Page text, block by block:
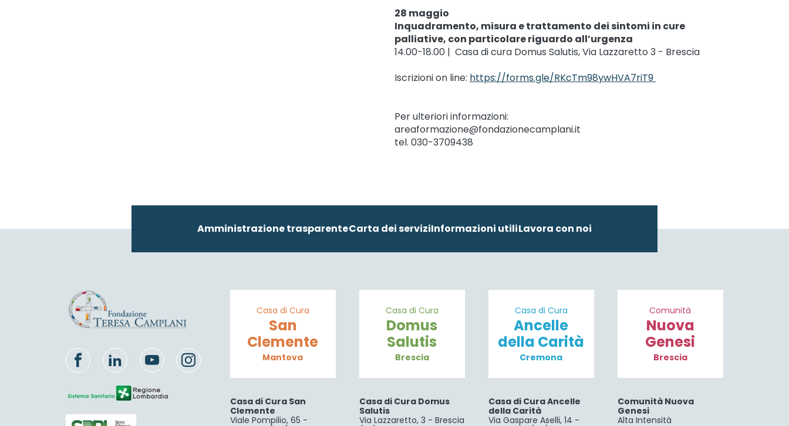
28 maggio
Inquadramento, misura e trattamento dei sintomi in cure
palliative, con particolare riguardo all’urgenza
14.00-18.00 | Casa di cura Domus Salutis, Via Lazzaretto 3 - Brescia
Iscrizioni on line: https://forms.gle/RKcTm98ywHVA7riT9
Per ulteriori informazioni:
areaformazione@fondazionecamplani.it
tel. 030-3709438
Amministrazione trasparenteCarta dei serviziInformazioni utiliLavora con noi
Casa di Cura
San
Clemente
Mantova
Casa di Cura San
Clemente
Viale Pompilio, 65 -
Casa di Cura
Domus
Salutis
Brescia
Casa di Cura Domus
Salutis
Via Lazzaretto, 3 - Brescia
Casa di Cura
Ancelle
della Carità
Cremona
Casa di Cura Ancelle
della Carità
Via Gaspare Aselli, 14 -
Comunità
Nuova
Genesi
Brescia
Comunità Nuova
Genesi
Alta Intensità